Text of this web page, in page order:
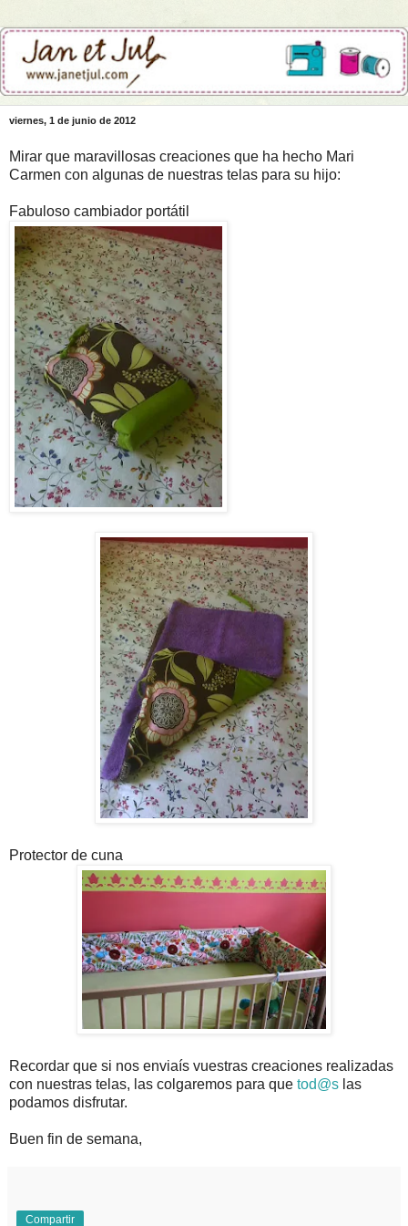
viernes, 1 de junio de 2012
Mirar que maravillosas creaciones que ha hecho Mari
Carmen con algunas de nuestras telas para su hijo:
Fabuloso cambiador portátil
Protector de cuna
Recordar que si nos enviaís vuestras creaciones realizadas
con nuestras telas, las colgaremos para que tod@s las
podamos disfrutar.
Buen fin de semana,
Compartir